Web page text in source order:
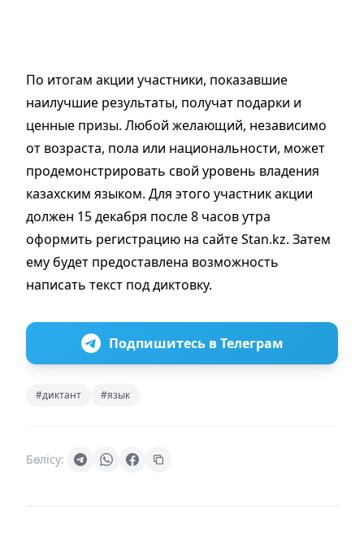
По итогам акции участники, показавшие
наилучшие результаты, получат подарки и
ценные призы. Любой желающий, независимо
от возраста, пола или национальности, может
продемонстрировать свой уровень владения
казахским языком. Для этого участник акции
должен 15 декабря после 8 часов утра
оформить регистрацию на сайте Stan.kz. Затем
ему будет предоставлена возможность
написать текст под диктовку.
Подпишитесь в Телеграм
#диктант #язык
Бөлісу: